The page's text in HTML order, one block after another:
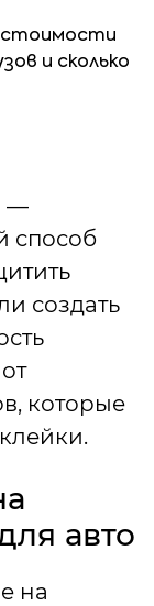
стоимости
и сколько
—
способ
создать
которые
авто
на